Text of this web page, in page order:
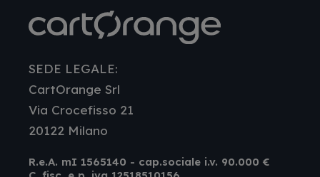
SEDE LEGALE:
CartOrange Srl
Via Crocefisso 21
20122 Milano
R.e.A. mI 1565140 - cap.sociale i.v. 90.000 €